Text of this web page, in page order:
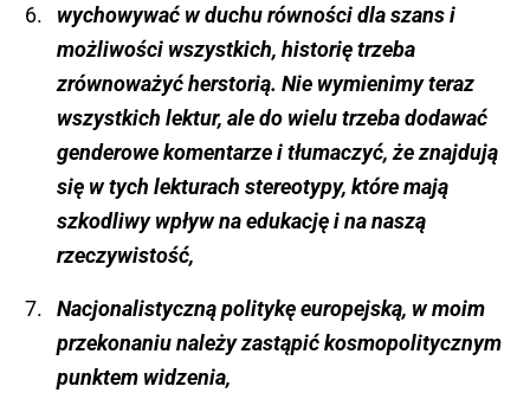
wychowywać w duchu równości dla szans i
możliwości wszystkich, historię trzeba
zrównoważyć herstorią. Nie wymienimy teraz
wszystkich lektur, ale do wielu trzeba dodawać
genderowe komentarze i tłumaczyć, że znajdują
się w tych lekturach stereotypy, które mają
szkodliwy wpływ na edukację i na naszą
rzeczywistość,
Nacjonalistyczną politykę europejską, w moim
przekonaniu należy zastąpić kosmopolitycznym
punktem widzenia,